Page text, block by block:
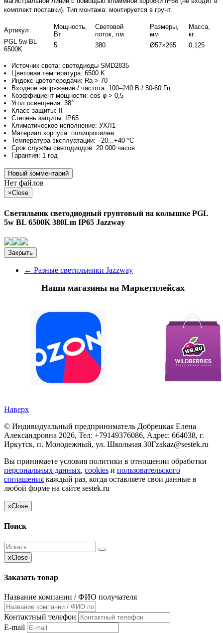
комплект поставки). Тип монтажа: монтируется в грунт.
Артикул
Мощность,
Вт
Световой
поток, лм
Размеры,
мм
Масса,
кг
PGL 5w BL
6500K
5 380 Ø57×265 0,125
Источник света: светодиоды SMD2835
Цветовая температура: 6500 K
Индекс цветопередачи: Ra > 70
Входное напряжение / частота: 100–240 В / 50-60 Гц
Коэффициент мощности: cos φ > 0,5
Угол освещения: 38°
Класс защиты: II
Степень защиты: IP65
Климатическое исполнение: УХЛ1
Материал корпуса: полипропилен
Температура эксплуатации: –20...+40 °С
Срок службы светодиодов: 20 000 часов
Гарантия: 1 год
Новый комментарий
Нет файлов
×Close
Светильник светодиодный грунтовый на колышке PGL
5w BL 6500K 380Lm IP65 Jazzway
Закрыть
← Разные светильники Jazzway
Наши магазины на Маркетплейсах
Наверх
© Индивидуальный предприниматель Добрецкая Елена
Александровна 2026, Тел: +79149376086, Адрес: 664038, г.
Иркутск, п. Молодежный, ул. Школьная 30Гzakaz@sestek.ru
Вы принимаете условия политики в отношении обработки
персональных данных, cookies и пользовательского
соглашения каждый раз, когда оставляете свои данные в
любой форме на сайте sestek.ru
xClose
Поиск
xClose
Заказать товар
Название компании / ФИО получателя
Контактный телефон
E-mail